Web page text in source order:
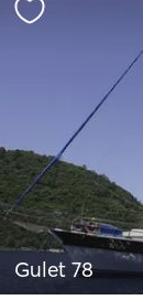
Gulet 78